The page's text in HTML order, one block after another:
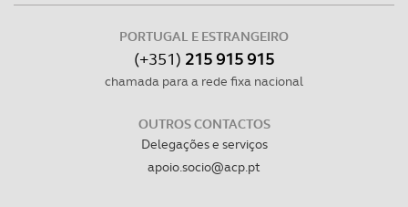
PORTUGAL E ESTRANGEIRO
(+351) 215 915 915
chamada para a rede fixa nacional
OUTROS CONTACTOS
Delegações e serviços
apoio.socio@acp.pt